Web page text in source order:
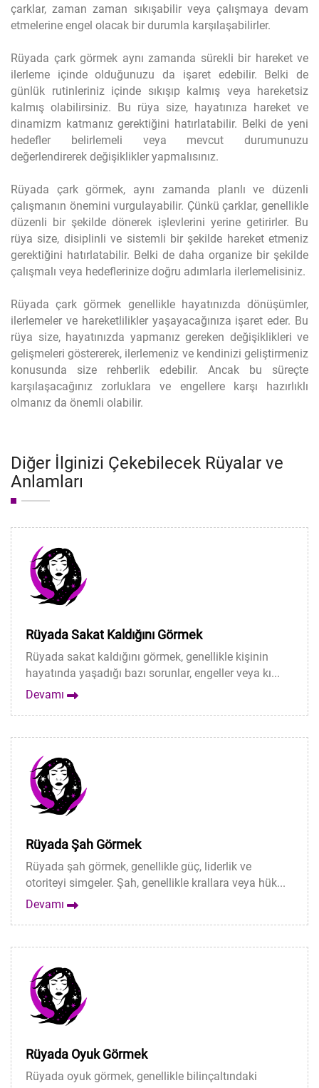
çarklar, zaman zaman sıkışabilir veya çalışmaya devam
etmelerine engel olacak bir durumla karşılaşabilirler.
Rüyada çark görmek aynı zamanda sürekli bir hareket ve
ilerleme içinde olduğunuzu da işaret edebilir. Belki de
günlük rutinleriniz içinde sıkışıp kalmış veya hareketsiz
kalmış olabilirsiniz. Bu rüya size, hayatınıza hareket ve
dinamizm katmanız gerektiğini hatırlatabilir. Belki de yeni
hedefler belirlemeli veya mevcut durumunuzu
değerlendirerek değişiklikler yapmalısınız.
Rüyada çark görmek, aynı zamanda planlı ve düzenli
çalışmanın önemini vurgulayabilir. Çünkü çarklar, genellikle
düzenli bir şekilde dönerek işlevlerini yerine getirirler. Bu
rüya size, disiplinli ve sistemli bir şekilde hareket etmeniz
gerektiğini hatırlatabilir. Belki de daha organize bir şekilde
çalışmalı veya hedeflerinize doğru adımlarla ilerlemelisiniz.
Rüyada çark görmek genellikle hayatınızda dönüşümler,
ilerlemeler ve hareketlilikler yaşayacağınıza işaret eder. Bu
rüya size, hayatınızda yapmanız gereken değişiklikleri ve
gelişmeleri göstererek, ilerlemeniz ve kendinizi geliştirmeniz
konusunda size rehberlik edebilir. Ancak bu süreçte
karşılaşacağınız zorluklara ve engellere karşı hazırlıklı
olmanız da önemli olabilir.
Diğer İlginizi Çekebilecek Rüyalar ve
Anlamları
Rüyada Sakat Kaldığını Görmek
Rüyada sakat kaldığını görmek, genellikle kişinin
hayatında yaşadığı bazı sorunlar, engeller veya kı...
Devamı
Rüyada Şah Görmek
Rüyada şah görmek, genellikle güç, liderlik ve
otoriteyi simgeler. Şah, genellikle krallara veya hük...
Devamı
Rüyada Oyuk Görmek
Rüyada oyuk görmek, genellikle bilinçaltındaki